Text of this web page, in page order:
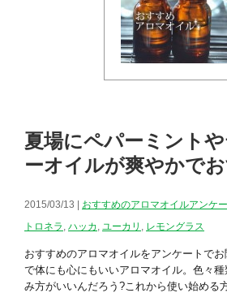
夏場にペパーミント
ーオイルが爽やかで
2015/03/13 | おすすめのアロマオイルアンケ
トロネラ ハッカ ユーカリ レモングラス
おすすめのアロマオイルをアンケートで
で体にも心にもいいアロマオイル。色々
み方がいいんだろう?これから使い始める